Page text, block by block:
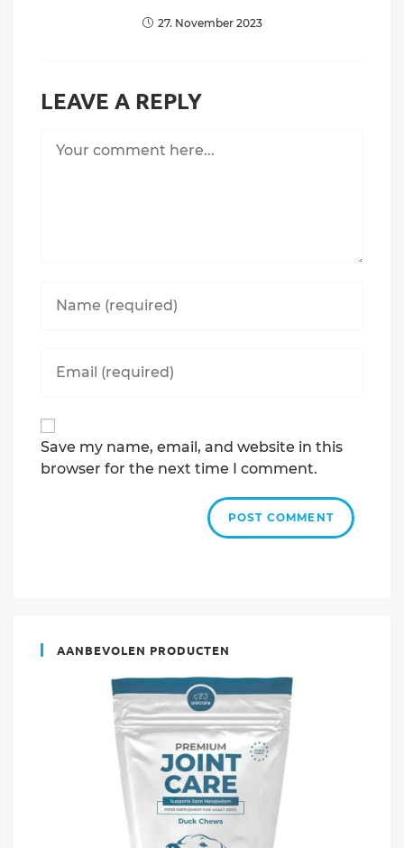
27. November 2023
LEAVE A REPLY
your
username
your
to
comment
Save my name, email, and website in this
browser for the next time I comment.
AANBEVOLEN PRODUCTEN